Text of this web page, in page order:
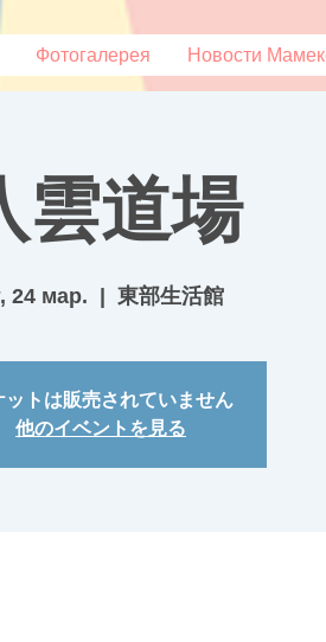
Фотогалерея Новости
雲道場
24 мар. 東部生活館
ットは販売されていません
他のイベントを見る